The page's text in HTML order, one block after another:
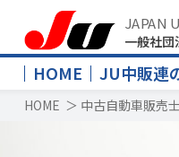
JAPAN
一般社
HOME JU中販連
HOME ＞ 中古自動車販売士